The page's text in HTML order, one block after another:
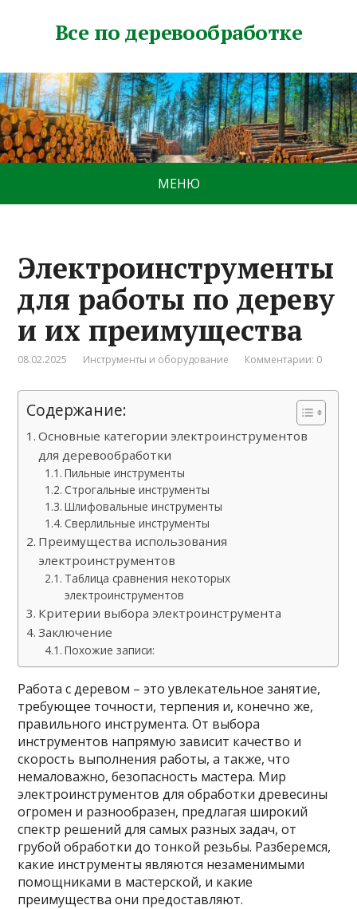
Все по деревообработке
МЕНЮ
Электроинструменты
для работы по дереву
и их преимущества
08.02.2025 Инструменты и оборудование Комментарии: 0
Содержание:
Основные категории электроинструментов
для деревообработки
Пильные инструменты
Строгальные инструменты
Шлифовальные инструменты
Сверлильные инструменты
Преимущества использования
электроинструментов
Таблица сравнения некоторых
электроинструментов
Критерии выбора электроинструмента
Заключение
Похожие записи:
Работа с деревом – это увлекательное занятие,
требующее точности, терпения и, конечно же,
правильного инструмента. От выбора
инструментов напрямую зависит качество и
скорость выполнения работы, а также, что
немаловажно, безопасность мастера. Мир
электроинструментов для обработки древесины
огромен и разнообразен, предлагая широкий
спектр решений для самых разных задач, от
грубой обработки до тонкой резьбы. Разберемся,
какие инструменты являются незаменимыми
помощниками в мастерской, и какие
преимущества они предоставляют.